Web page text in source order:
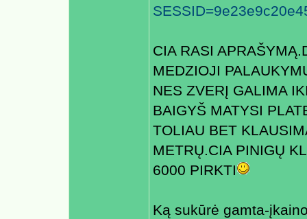
CIA RASI
MEDZIOJI
NES ZVERĮ GALIMA
BAIGYŠ MATYSI
TOLIAU BET
METRŲ.CIA PINIGŲ
6000 PIRKTI
Ką sukūrė gamta-